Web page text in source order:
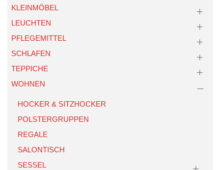
KLEINMÖBEL
LEUCHTEN
PFLEGEMITTEL
SCHLAFEN
TEPPICHE
WOHNEN
HOCKER & SITZHOCKER
POLSTERGRUPPEN
REGALE
SALONTISCH
SESSEL